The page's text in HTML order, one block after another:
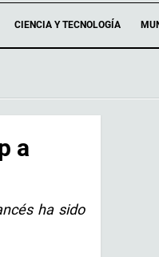
CIENCIA Y TECNOLOGÍA
a
ha sido